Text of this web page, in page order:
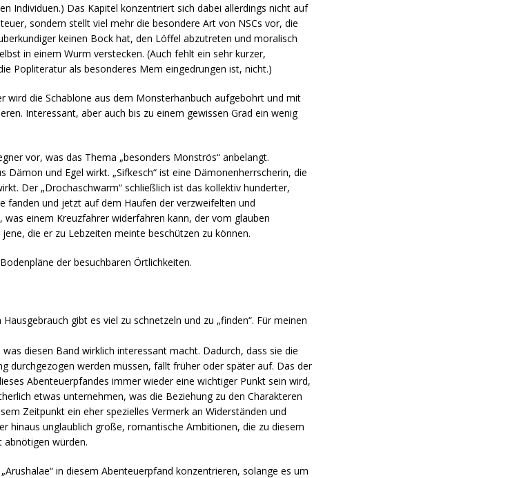
Individuen.) Das Kapitel konzentriert sich dabei allerdings nicht auf
sondern stellt viel mehr die besondere Art von NSCs vor, die
keinen Bock hat, den Löffel abzutreten und moralisch
in einem Wurm verstecken. (Auch fehlt ein sehr kurzer,
Popliteratur als besonderes Mem eingedrungen ist, nicht.)
wird die Schablone aus dem Monsterhanbuch aufgebohrt und mit
Interessant, aber auch bis zu einem gewissen Grad ein wenig
vor, was das Thema „besonders Monströs“ anbelangt.
Dämon und Egel wirkt. „Sifkesch“ ist eine Dämonenherrscherin, die
Der „Drochaschwarm“ schließlich ist das kollektiv hunderter,
fanden und jetzt auf dem Haufen der verzweifelten und
einem Kreuzfahrer widerfahren kann, der vom glauben
die er zu Lebzeiten meinte beschützen zu können.
der besuchbaren Örtlichkeiten.
gibt es viel zu schnetzeln und zu „finden“. Für meinen
diesen Band wirklich interessant macht. Dadurch, dass sie die
durchgezogen werden müssen, fällt früher oder später auf. Das der
Abenteuerpfandes immer wieder eine wichtiger Punkt sein wird,
etwas unternehmen, was die Beziehung zu den Charakteren
Zeitpunkt ein eher spezielles Vermerk an Widerständen und
hinaus unglaublich große, romantische Ambitionen, die zu diesem
abnötigen würden.
in diesem Abenteuerpfand konzentrieren, solange es um